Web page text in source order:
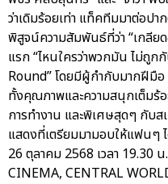
ว่าเดิมร้อยเท่า แท็คทีมมาต่อป
พิสูจน์ความสัมพันธ์ที่ว่า “เกลีย
แรก “ไหนใครว่าพวกมัน ไม่ถู
Round” โดยมีผู้กำกับมากฝีมื
ทั้งคุณภาพและความสนุกเต็มร้
การทำงาน และพิเศษสุดๆ กับส
แสดงที่เตรียมมามอบให้แฟนๆ
26 ตุลาคม 2568 เวลา 19.30
CINEMA, CENTRAL